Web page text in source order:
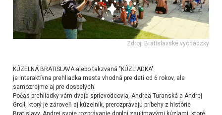
Zdroj: Bratislavské vychádzky
KÚZELNÁ BRATISLAVA alebo takzvaná "KÚZLIADKA"
je interaktívna prehliadka mesta vhodná pre deti od 6 rokov, ale
samozrejme aj pre dospelých.
Počas prehliadky vám dvaja sprievodcovia, Andrea Turanská a Andrej
Groll, ktorý je zároveň aj kúzelník, prerozprávajú príbehy z histórie